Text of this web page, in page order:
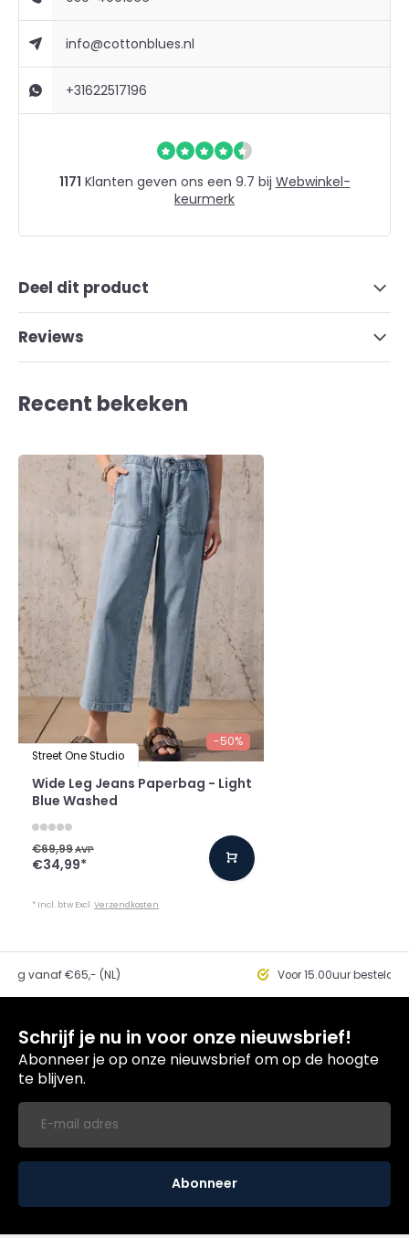
info@cottonblues.nl
+31622517196
1171 Klanten geven ons een 9.7 bij Webwinkel-
keurmerk
Deel dit product
Reviews
Recent bekeken
-50%
Street One Studio
Wide Leg Jeans Paperbag - Light
Blue Washed
€69,99AVP
€34,99*
* Incl. btw Excl.Verzendkosten
vanaf €65,- (NL) Voor 15.00uur besteld,
Schrijf je nu in voor onze nieuwsbrief!
Abonneer je op onze nieuwsbrief om op de hoogte
te blijven.
Abonneer